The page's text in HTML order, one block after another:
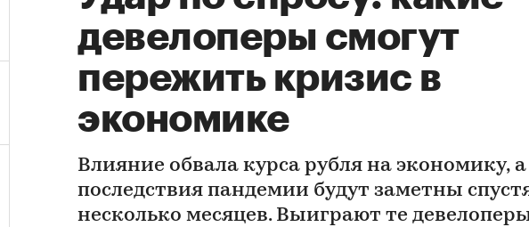
девелоперы смогут
пережить кризис в
экономике
Влияние обвала курса рубля на экономику,
последствия пандемии будут заметны
несколько месяцев. Выиграют те